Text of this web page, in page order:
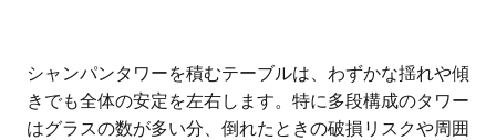
シャンパンタワーを積むテーブルは、わずかな揺れや傾
きでも全体の安定を左右します。特に多段構成のタワー
はグラスの数が多い分、倒れたときの破損リスクや周囲